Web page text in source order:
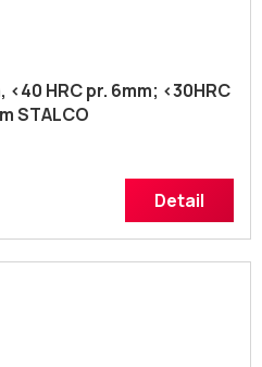
HRC pr. 6mm; <30HRC
STALCO
Detail